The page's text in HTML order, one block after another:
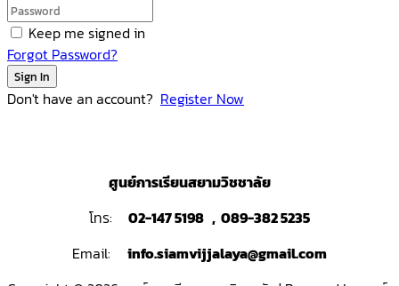
Keep me signed in
Forgot Password?
Sign In
Don't have an account? Register Now
ศูนย์การเรียนสยามวิชชาลัย
โทร:
02-147 5198 , 089-382 5235
Email:
info.siamvijjalaya@gmail.com